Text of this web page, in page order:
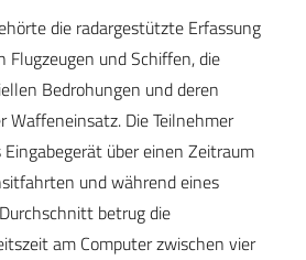
die radargestützte Erfassung
Flugzeugen und Schiffen, die
Bedrohungen und deren
Waffeneinsatz. Die Teilnehmer
über einen Zeitraum
und während eines
betrug die
am Computer zwischen vier